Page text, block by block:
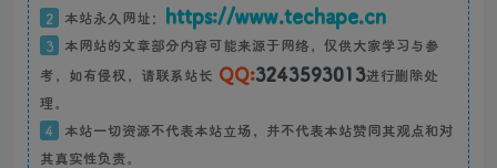
2 本站永久网址： https://www.techape.cn
3
本网站的文章部分内容可能来源于网络，仅供大家学习与参
考，如有侵权，请联系站长 QQ:3243593013进行删除处
理。
4
本站一切资源不代表本站立场，并不代表本站赞同其观点和对
其真实性负责。